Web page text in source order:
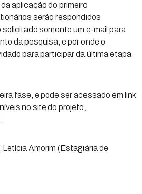
aplicação do primeiro
serão respondidos
somente um e-mail para
da pesquisa, e por onde o
para participar da última etapa
fase, e pode ser acessado em link
no site do projeto,
Amorim (Estagiária de